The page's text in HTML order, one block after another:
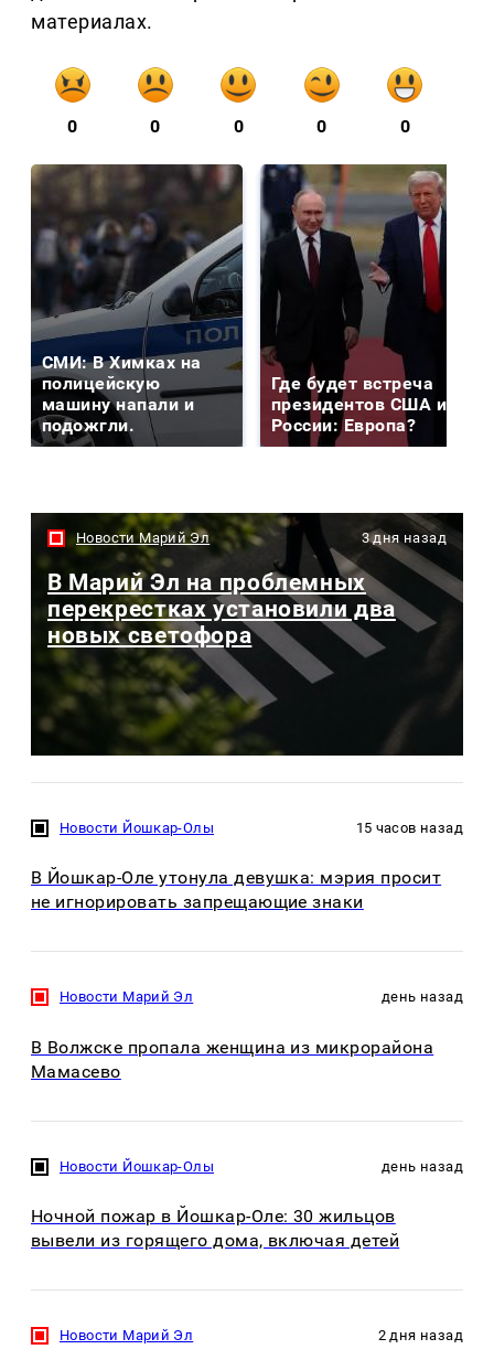
материалах.
0 0 0 0 0
СМИ: В Химках на
полицейскую
машину напали и
подожгли.
Где будет встреча
президентов США и
России: Европа?
Новости Марий Эл 3 дня назад
В Марий Эл на проблемных
перекрестках установили два
новых светофора
Новости Йошкар-Олы 15 часов назад
В Йошкар-Оле утонула девушка: мэрия просит
не игнорировать запрещающие знаки
Новости Марий Эл день назад
В Волжске пропала женщина из микрорайона
Мамасево
Новости Йошкар-Олы день назад
Ночной пожар в Йошкар-Оле: 30 жильцов
вывели из горящего дома, включая детей
Новости Марий Эл 2 дня назад